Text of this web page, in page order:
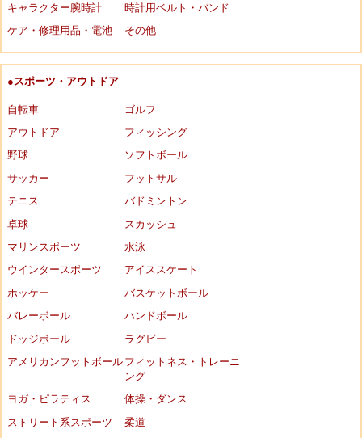
キャラクター腕時計
時計用ベルト・バンド
ケア・修理用品・電池
その他
●スポーツ・アウトドア
自転車
ゴルフ
アウトドア
フィッシング
野球
ソフトボール
サッカー
フットサル
テニス
バドミントン
卓球
スカッシュ
マリンスポーツ
水泳
ウインタースポーツ
アイススケート
ホッケー
バスケットボール
バレーボール
ハンドボール
ドッジボール
ラグビー
アメリカンフットボール フィットネス・トレーニ
ング
ヨガ・ピラティス
体操・ダンス
ストリート系スポーツ
柔道